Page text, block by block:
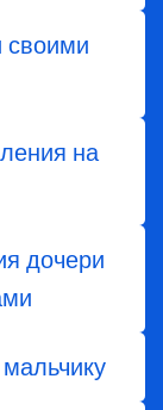
своими
на
дочери